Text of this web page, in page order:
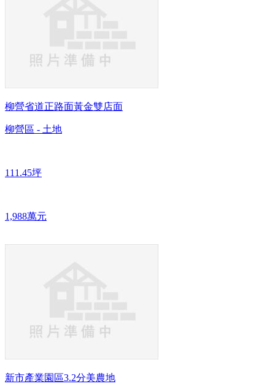
柳營省道正路面黃金雙店面
柳營區 - 土地
111.45坪
1,988萬元
新市產業園區3.2分美農地